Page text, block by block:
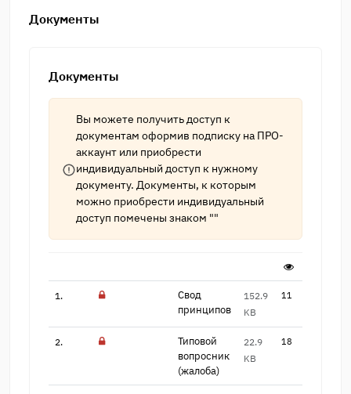
Документы
Документы
Вы можете получить доступ к
документам оформив подписку на ПРО-
аккаунт или приобрести
индивидуальный доступ к нужному
документу. Документы, к которым
можно приобрести индивидуальный
доступ помечены знаком ""
1.
Свод
принципов
152.9
KB
11
2.
Типовой
вопросник
(ж​алоба)
22.9
KB
18